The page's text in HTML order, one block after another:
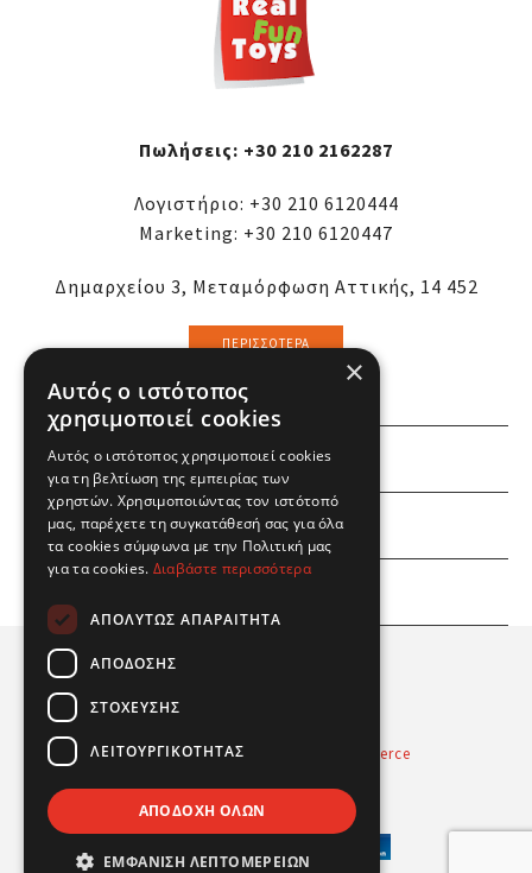
Πωλήσεις: +30 210 2162287
Λογιστήριο: +30 210 6120444
Marketing: +30 210 6120447
Δημαρχείου 3, Μεταμόρφωση Αττικής, 14 452
ΠΕΡΙΣΣΌΤΕΡΑ
ΕΜΕΙΣ
ΕΣΕΙΣ
Powered byRadicode
nopCommerce
×
Αυτός ο ιστότοπος
χρησιμοποιεί cookies
Αυτός ο ιστότοπος χρησιμοποιεί cookies
για τη βελτίωση της εμπειρίας των
χρηστών. Χρησιμοποιώντας τον ιστότοπό
μας, παρέχετε τη συγκατάθεσή σας για όλα
τα cookies σύμφωνα με την Πολιτική μας
για τα cookies. Διαβάστε περισσότερα
ΑΠΟΛΎΤΩΣ ΑΠΑΡΑΊΤΗΤΑ
ΑΠΌΔΟΣΗΣ
ΣΤΌΧΕΥΣΗΣ
ΛΕΙΤΟΥΡΓΙΚΌΤΗΤΑΣ
ΑΠΟΔΟΧΉ ΌΛΩΝ
ΕΜΦΆΝΙΣΗ ΛΕΠΤΟΜΕΡΕΙΏΝ